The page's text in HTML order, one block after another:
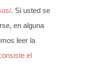
. Si usted se
en alguna
leer la
el